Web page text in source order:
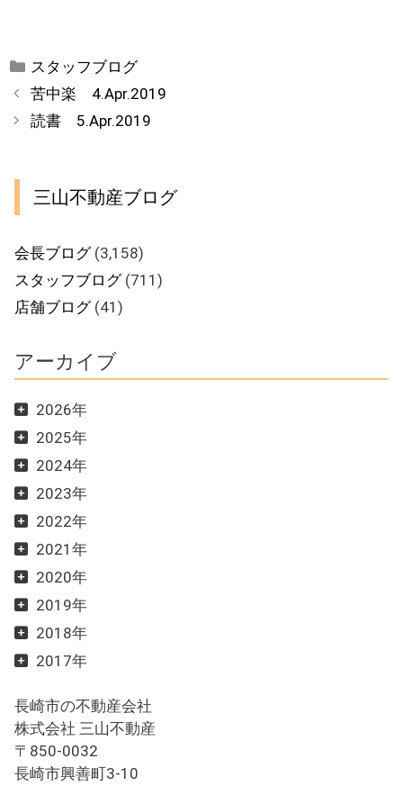
カ
テ
リ
スタッフブログ
苦中楽 4.Apr.2019
読書 5.Apr.2019
三山不動産ブログ
会長ブログ(3,158)
スタッフブログ(711)
店舗ブログ(41)
アーカイブ
2026年
2025年
2024年
2023年
2022年
2021年
2020年
2019年
2018年
2017年
長崎市の不動産会社
株式会社 三山不動産
〒850-0032
長崎市興善町3-10